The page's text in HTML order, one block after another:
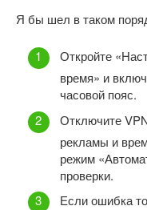
Я бы шел в таком
Откройте
время» и
часовой пояс.
Отключите
рекламы и
режим
проверки.
Если ошибка